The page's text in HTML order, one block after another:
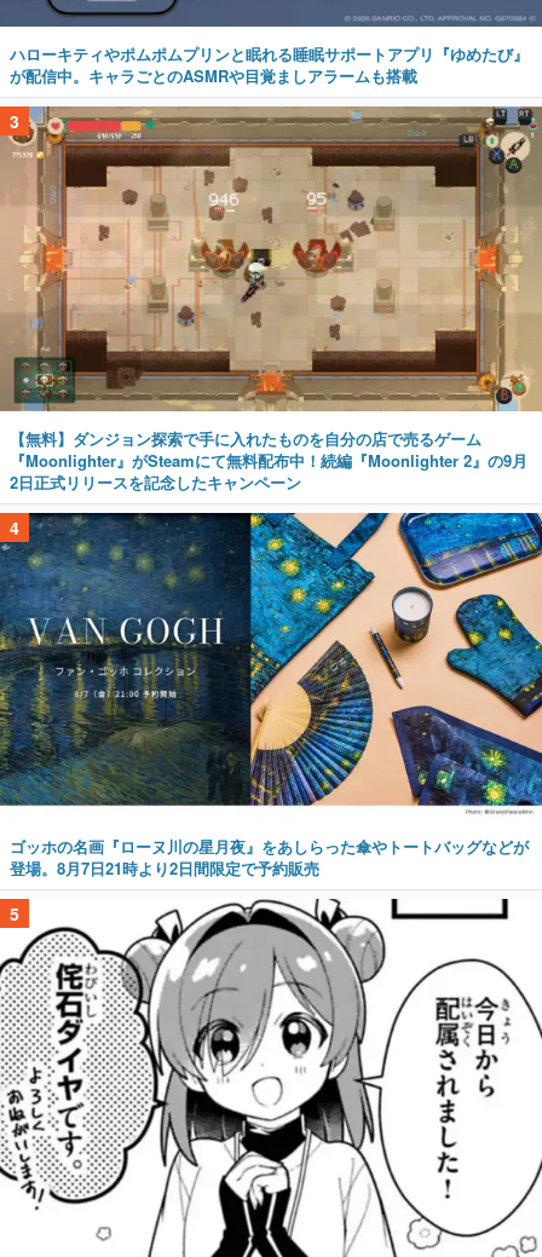
ハローキティやポムポムプリンと眠れる睡眠サポートアプリ『ゆめたび』
が配信中。キャラごとのASMRや目覚ましアラームも搭載
3
【無料】ダンジョン探索で手に入れたものを自分の店で売るゲーム
『Moonlighter』がSteamにて無料配布中！続編『Moonlighter 2』の9月
2日正式リリースを記念したキャンペーン
4
ゴッホの名画『ローヌ川の星月夜』をあしらった傘やトートバッグなどが
登場。8月7日21時より2日間限定で予約販売
5